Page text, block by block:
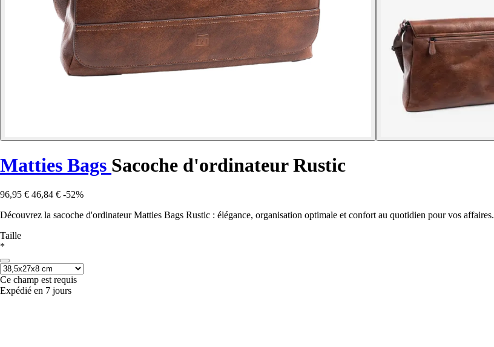
Matties Bags Sacoche d'ordinateur Rustic
96,95 € 46,84 € -52%
Découvrez la sacoche d'ordinateur Matties Bags Rustic : élégance, organisation optimale et confort au quotidien pour vos affaires.
Taille
*
Ce champ est requis
Expédié en 7 jours